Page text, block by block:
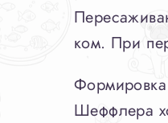
ком. При
Шеффлера